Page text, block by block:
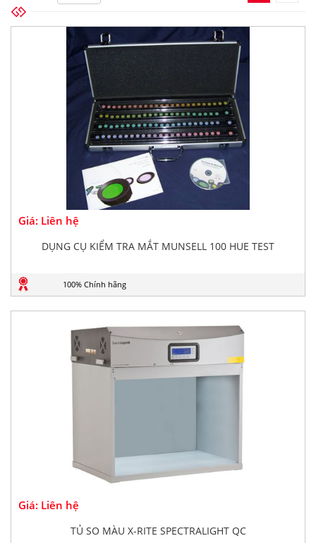
Giá: Liên hệ
DỤNG CỤ KIỂM TRA MẮT MUNSELL 100 HUE TEST
100% Chính hãng
Giá: Liên hệ
TỦ SO MÀU X-RITE SPECTRALIGHT QC